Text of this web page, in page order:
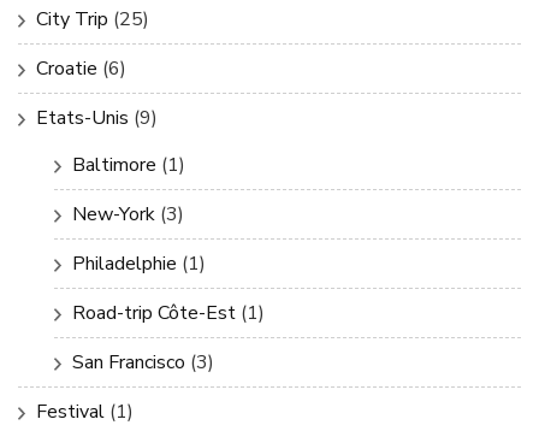
City Trip (25)
Croatie (6)
Etats-Unis (9)
Baltimore (1)
New-York (3)
Philadelphie (1)
Road-trip Côte-Est (1)
San Francisco (3)
Festival (1)